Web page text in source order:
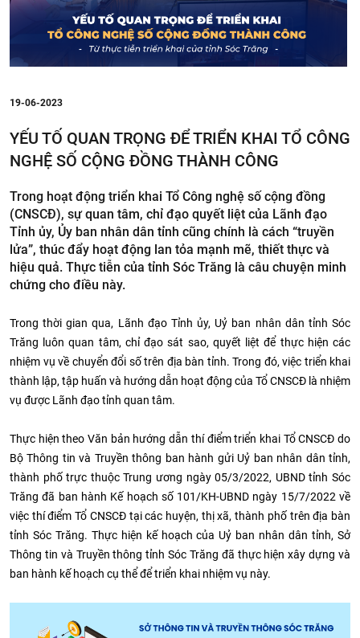
19-06-2023
YẾU TỐ QUAN TRỌNG ĐỂ TRIỂN KHAI TỔ CÔNG
NGHỆ SỐ CỘNG ĐỒNG THÀNH CÔNG
Trong hoạt động triển khai Tổ Công nghệ số cộng đồng
(CNSCĐ), sự quan tâm, chỉ đạo quyết liệt của Lãnh đạo
Tỉnh ủy, Ủy ban nhân dân tỉnh cũng chính là cách “truyền
lửa”, thúc đẩy hoạt động lan tỏa mạnh mẽ, thiết thực và
hiệu quả. Thực tiễn của tỉnh Sóc Trăng là câu chuyện minh
chứng cho điều này.
Trong thời gian qua, Lãnh đạo Tỉnh ủy, Uỷ ban nhân dân tỉnh Sóc
Trăng luôn quan tâm, chỉ đạo sát sao, quyết liệt để thực hiện các
nhiệm vụ về chuyển đổi số trên địa bàn tỉnh. Trong đó, việc triển khai
thành lập, tập huấn và hướng dẫn hoạt động của Tổ CNSCĐ là nhiệm
vụ được Lãnh đạo tỉnh quan tâm.
Thực hiện theo Văn bản hướng dẫn thí điểm triển khai Tổ CNSCĐ do
Bộ Thông tin và Truyền thông ban hành gửi Uỷ ban nhân dân tỉnh,
thành phố trực thuộc Trung ương ngày 05/3/2022, UBND tỉnh Sóc
Trăng đã ban hành Kế hoạch số 101/KH-UBND ngày 15/7/2022 về
việc thí điểm Tổ CNSCĐ tại các huyện, thị xã, thành phố trên địa bàn
tỉnh Sóc Trăng. Thực hiện kế hoạch của Uỷ ban nhân dân tỉnh, Sở
Thông tin và Truyền thông tỉnh Sóc Trăng đã thực hiện xây dựng và
ban hành kế hoạch cụ thể để triển khai nhiệm vụ này.